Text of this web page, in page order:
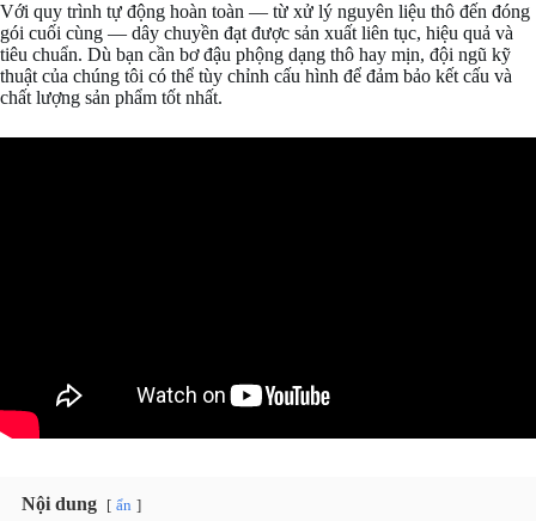
Với quy trình tự động hoàn toàn — từ xử lý nguyên liệu thô đến đóng
gói cuối cùng — dây chuyền đạt được sản xuất liên tục, hiệu quả và
tiêu chuẩn. Dù bạn cần bơ đậu phộng dạng thô hay mịn, đội ngũ kỹ
thuật của chúng tôi có thể tùy chỉnh cấu hình để đảm bảo kết cấu và
chất lượng sản phẩm tốt nhất.
Nội dung ẩn